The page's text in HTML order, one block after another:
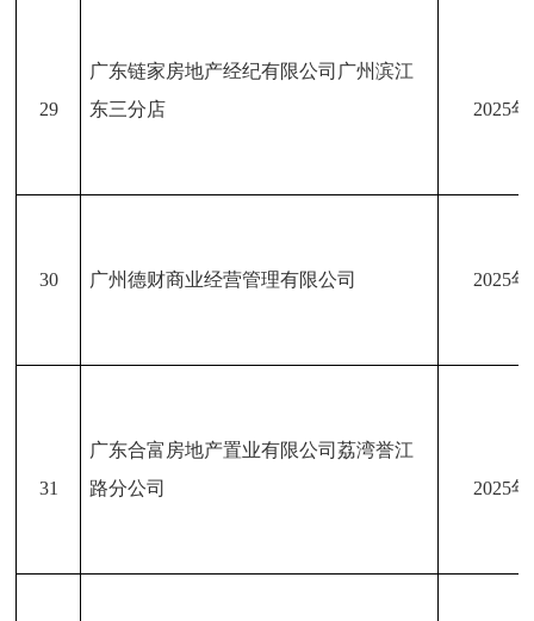
29
广东链家房地产经纪有限公司广州滨江
东三分店
2025
30 广州德财商业经营管理有限公司 2025
31
广东合富房地产置业有限公司荔湾誉江
路分公司
2025